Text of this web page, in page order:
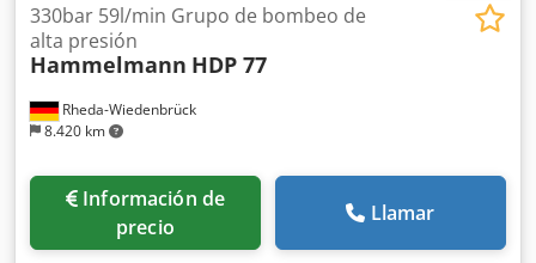
Rheda-Wiedenbrück
8.420 km
330bar 59l/min Grupo de bombeo de
alta presión
Hammelmann HDP 77
Información de
precio
Llamar